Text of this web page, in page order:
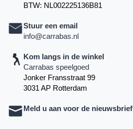
BTW: NL002225136B81
Stuur een email
info@carrabas.nl
Kom langs in de winkel
Carrabas speelgoed
Jonker Fransstraat 99
3031 AP Rotterdam
Meld u aan voor de nieuwsbrief